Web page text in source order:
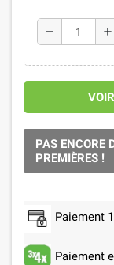
remove add
PAS ENCORE
PREMIÈRES !
Paiement
Paiement